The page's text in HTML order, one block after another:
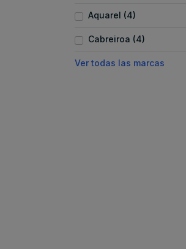
Aquarel (4)
Cabreiroa (4)
Ver todas las marcas